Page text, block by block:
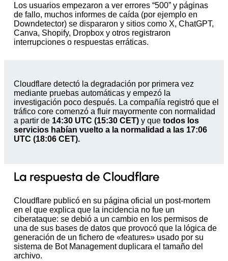
Los usuarios empezaron a ver errores “500” y páginas
de fallo, muchos informes de caída (por ejemplo en
Downdetector) se dispararon y sitios como X, ChatGPT,
Canva, Shopify, Dropbox y otros registraron
interrupciones o respuestas erráticas.
Cloudflare detectó la degradación por primera vez
mediante pruebas automáticas y empezó la
investigación poco después. La compañía registró que el
tráfico core comenzó a fluir mayormente con normalidad
a partir de 14:30 UTC (15:30 CET) y que todos los
servicios habían vuelto a la normalidad a las 17:06
UTC (18:06 CET).
La respuesta de Cloudflare
Cloudflare publicó en su página oficial un post-mortem
en el que explica que la incidencia no fue un
ciberataque: se debió a un cambio en los permisos de
una de sus bases de datos que provocó que la lógica de
generación de un fichero de «features» usado por su
sistema de Bot Management duplicara el tamaño del
archivo.